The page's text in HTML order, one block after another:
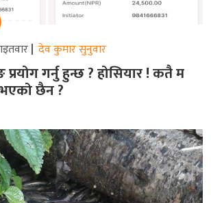
देव कुमार सुनुवार
गर्नु हुन्छ ? होसियार ! कतै म
छैन ?